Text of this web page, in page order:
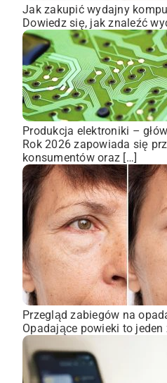
Jak zakupić wydajny
Dowiedz się, jak znaleźć
Produkcja elektroniki –
Rok 2026 zapowiada się
konsumentów oraz […]
Przegląd zabiegów na
Opadające powieki to